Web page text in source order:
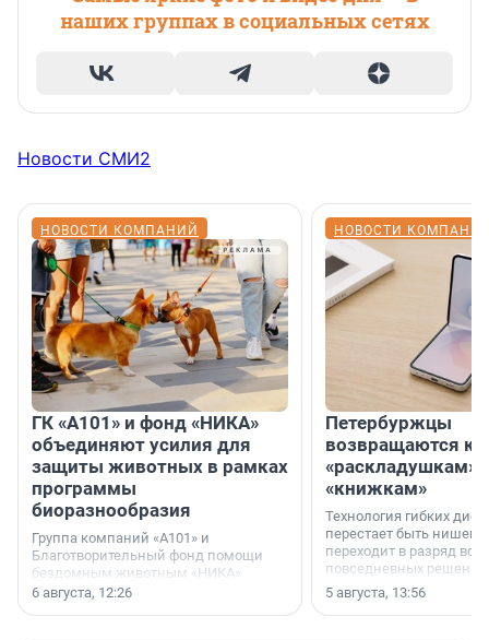
наших группах в социальных сетях
Новости СМИ2
НОВОСТИ КОМПАНИЙ
ГК «А101» и фонд «НИКА»
объединяют усилия для
защиты животных в рамках
программы
биоразнообразия
Группа компаний «А101» и
Благотворительный фонд помощи
бездомным животным «НИКА»
заключили соглашение о
6 августа, 12:26
НОВОСТИ
Петербуржцы
возвращаются к
«раскладушкам»
«книжкам»
Технология гибких
перестает быть
переходит в разряд
повседневных
5 августа, 13:56